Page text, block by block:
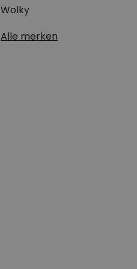
Wolky
Alle merken